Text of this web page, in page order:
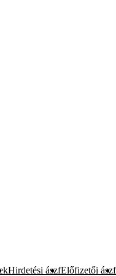
Hirdetési ászfElőfizetői ászf